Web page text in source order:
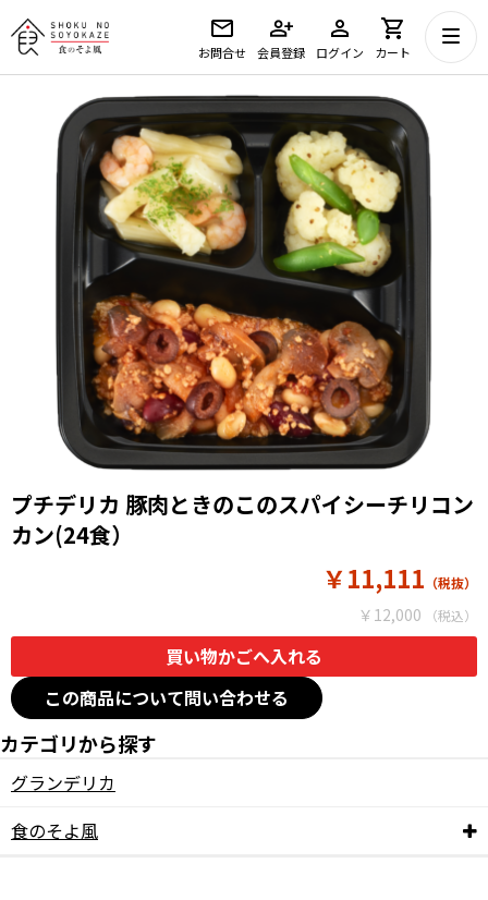
お問合せ 会員登録 ログイン カート
プチデリカ 豚肉ときのこのスパイシーチリコン
カン(24食）
￥12,000
￥11,111
この商品について問い合わせる
カテゴリから探す
グランデリカ
食のそよ風